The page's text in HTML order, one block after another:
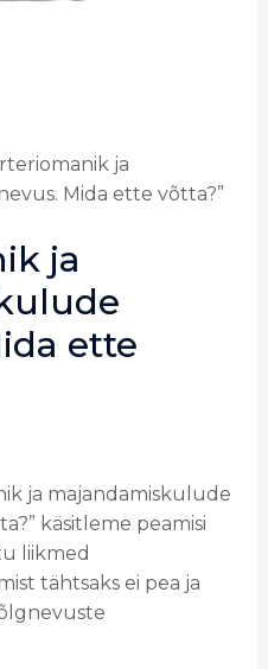
ja
Mida ette võtta?”
ja
ette
ja majandamiskulude
käsitleme peamisi
liikmed
tähtsaks ei pea ja